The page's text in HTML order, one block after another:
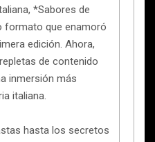
*Sabores de
formato que enamoró
edición. Ahora,
de contenido
inmersión más
italiana.
hasta los secretos